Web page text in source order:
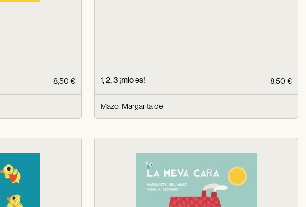
8,50 € 1, 2, 3 ¡mío es! 8,50 €
Mazo, Margarita del